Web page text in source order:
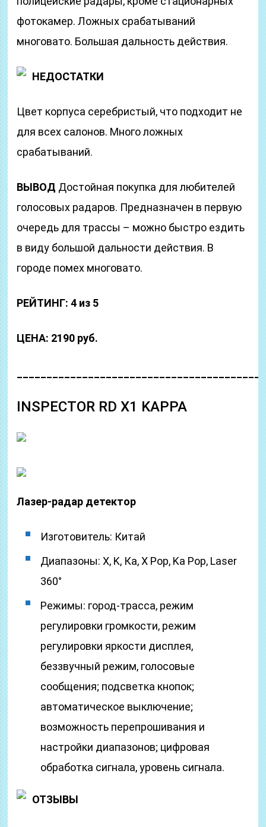
фотокамер. Ложных срабатываний
многовато. Большая дальность действия.
НЕДОСТАТКИ
Цвет корпуса серебристый, что подходит не
для всех салонов. Много ложных
срабатываний.
ВЫВОД Достойная покупка для любителей
голосовых радаров. Предназначен в первую
очередь для трассы – можно быстро ездить
в виду большой дальности действия. В
городе помех многовато.
РЕЙТИНГ: 4 из 5
ЦЕНА: 2190 руб.
INSPECTOR RD X1 KAPPA
Лазер-радар детектор
Изготовитель: Китай
Диапазоны: Х, K, Ка, X Pop, Ka Pop, Laser
360°
Режимы: город-трасса, режим
регулировки громкости, режим
регулировки яркости дисплея,
беззвучный режим, голосовые
сообщения; подсветка кнопок;
автоматическое выключение;
возможность перепрошивания и
настройки диапазонов; цифровая
обработка сигнала, уровень сигнала.
ОТЗЫВЫ